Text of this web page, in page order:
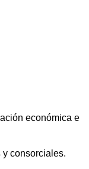
económica e
consorciales.